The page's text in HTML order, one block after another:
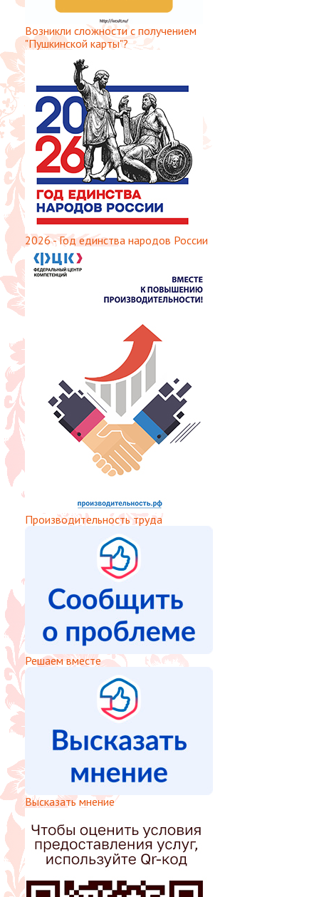
Возникли сложности с получением
"Пушкинской карты"?
2026 - Год единства народов России
Производительность труда
Решаем вместе
Высказать мнение